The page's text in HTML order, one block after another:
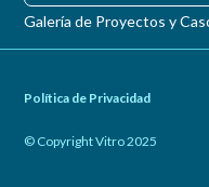
Galería de Proyectos y
Política de Privacidad
© Copyright Vitro 2025